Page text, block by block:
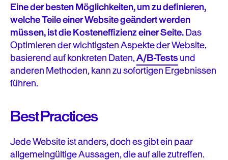
Eine der besten Möglichkeiten, um zu definieren,
welche Teile einer Website geändert werden
müssen, ist die Kosteneffizienz einer Seite.Das
Optimieren der wichtigsten Aspekte der Website,
basierend auf konkreten Daten,A/B-Testsund
anderen Methoden, kann zu sofortigen Ergebnissen
führen.
Best Practices
Jede Website ist anders, doch es gibt ein paar
allgemeingültige Aussagen, die auf alle zutreffen.